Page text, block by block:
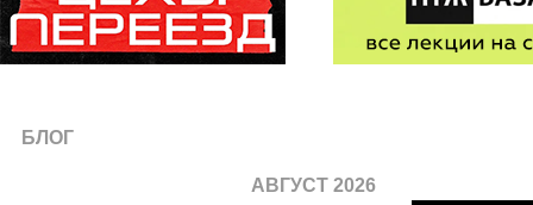
БЛОГ
АВГУСТ 2026